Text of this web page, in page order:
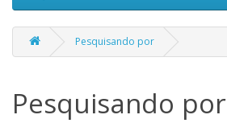
Pesquisando por
Pesquisando por